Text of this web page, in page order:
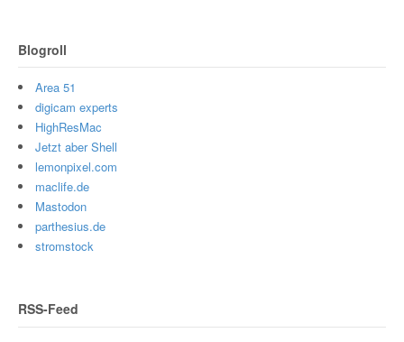
Blogroll
Area 51
digicam experts
HighResMac
Jetzt aber Shell
lemonpixel.com
maclife.de
Mastodon
parthesius.de
stromstock
RSS-Feed